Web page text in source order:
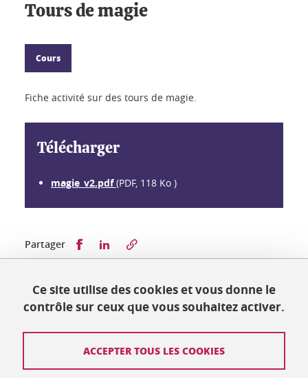
Tours de magie
Cours
Fiche activité sur des tours de magie.
Télécharger
magie_v2.pdf(PDF, 118 Ko )
Partager Partager sur Facebook
Partager sur LinkedIn
Publié le 15 janvier 2023
Mis à jour le 17 janvier 2023
Ce site utilise des cookies et vous donne le
contrôle sur ceux que vous souhaitez activer.
ACCEPTER TOUS LES COOKIES